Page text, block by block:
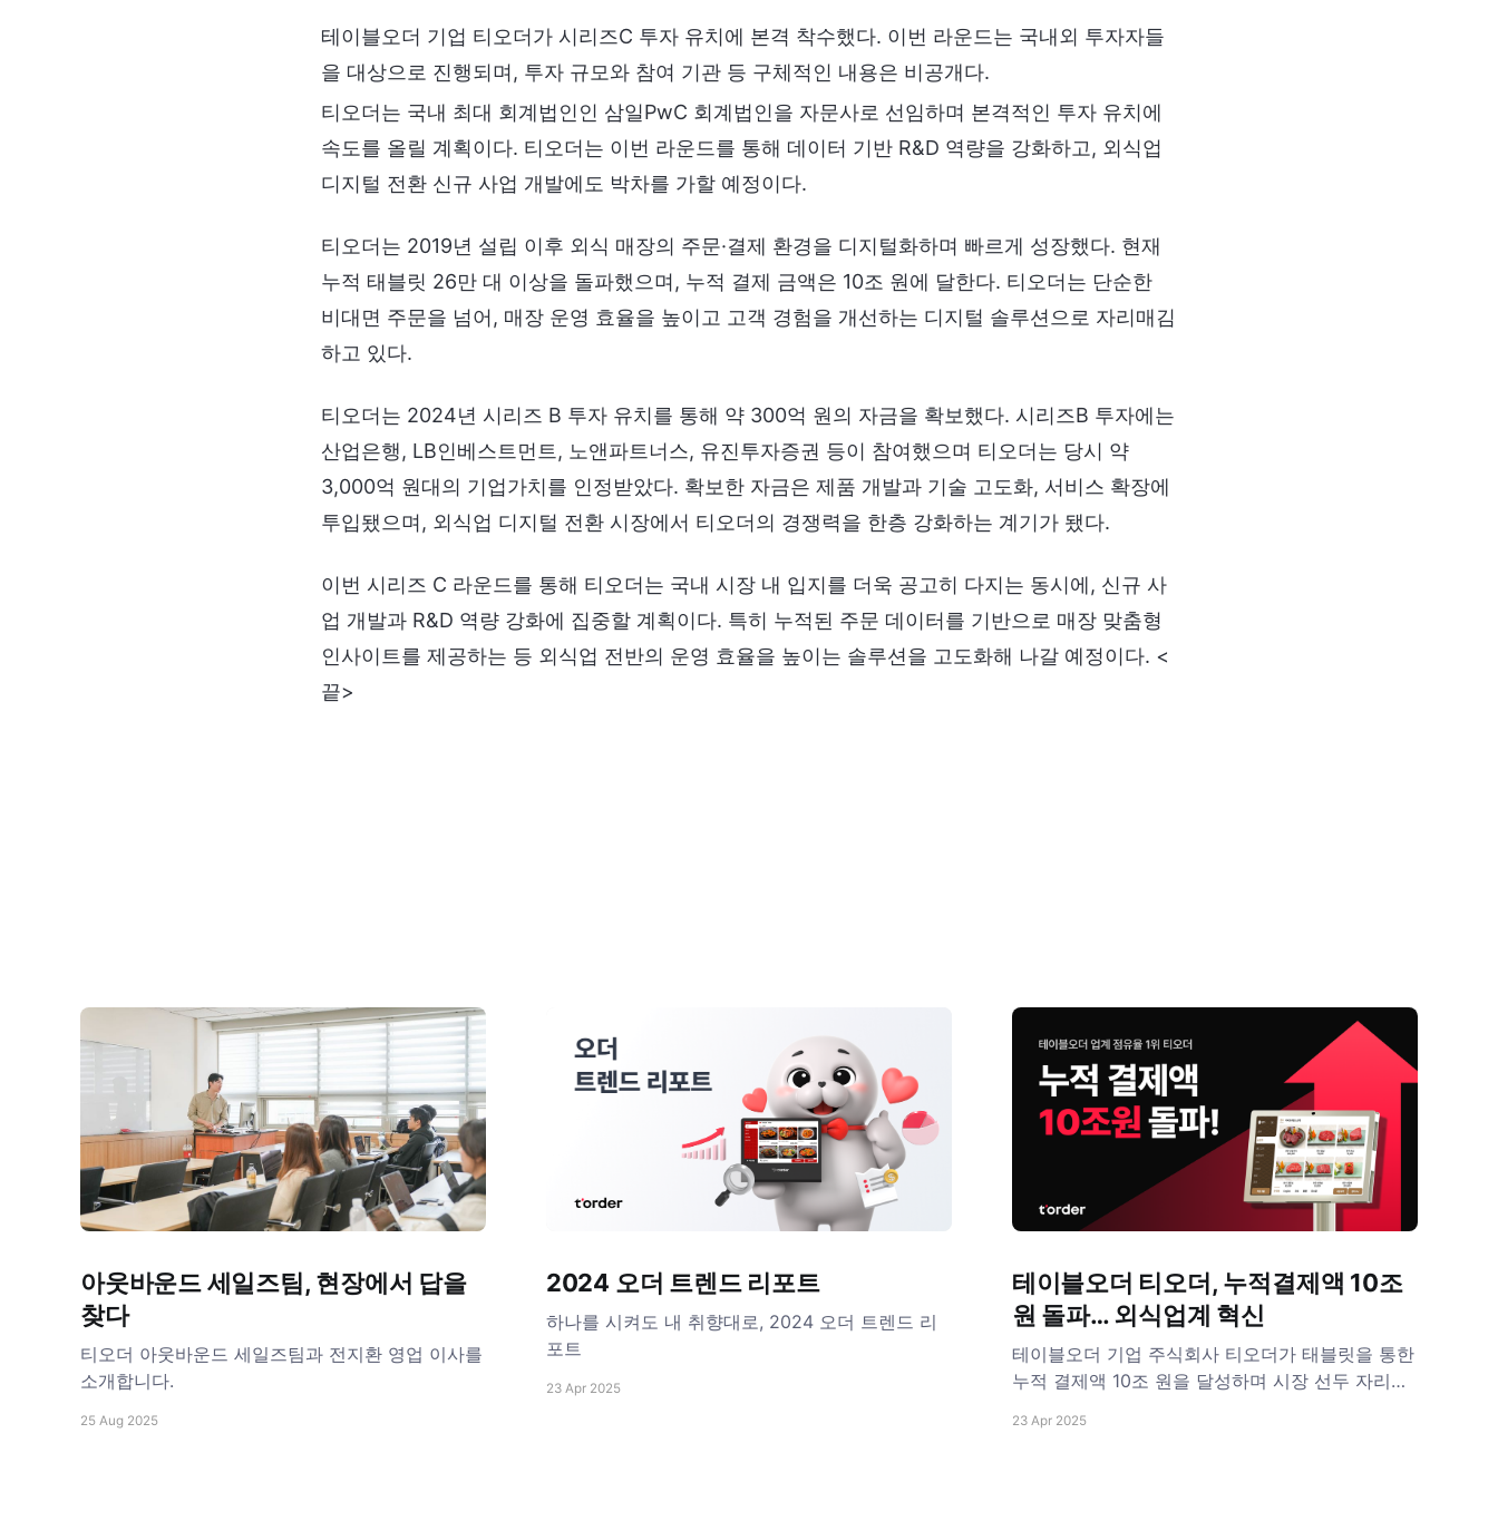
테이블오더 기업 티오더가 시리즈C 투자 유치에 본격 착수했다. 이번 라운드는 국내외 투자자들
을 대상으로 진행되며, 투자 규모와 참여 기관 등 구체적인 내용은 비공개다.
티오더는 국내 최대 회계법인인 삼일PwC 회계법인을 자문사로 선임하며 본격적인 투자 유치에
속도를 올릴 계획이다. 티오더는 이번 라운드를 통해 데이터 기반 R&D 역량을 강화하고, 외식업
디지털 전환 신규 사업 개발에도 박차를 가할 예정이다.
티오더는 2019년 설립 이후 외식 매장의 주문·결제 환경을 디지털화하며 빠르게 성장했다. 현재
누적 태블릿 26만 대 이상을 돌파했으며, 누적 결제 금액은 10조 원에 달한다. 티오더는 단순한
비대면 주문을 넘어, 매장 운영 효율을 높이고 고객 경험을 개선하는 디지털 솔루션으로 자리매김
하고 있다.
티오더는 2024년 시리즈 B 투자 유치를 통해 약 300억 원의 자금을 확보했다. 시리즈B 투자에는
산업은행, LB인베스트먼트, 노앤파트너스, 유진투자증권 등이 참여했으며 티오더는 당시 약
3,000억 원대의 기업가치를 인정받았다. 확보한 자금은 제품 개발과 기술 고도화, 서비스 확장에
투입됐으며, 외식업 디지털 전환 시장에서 티오더의 경쟁력을 한층 강화하는 계기가 됐다.
이번 시리즈 C 라운드를 통해 티오더는 국내 시장 내 입지를 더욱 공고히 다지는 동시에, 신규 사
업 개발과 R&D 역량 강화에 집중할 계획이다. 특히 누적된 주문 데이터를 기반으로 매장 맞춤형
인사이트를 제공하는 등 외식업 전반의 운영 효율을 높이는 솔루션을 고도화해 나갈 예정이다. <
끝>
아웃바운드 세일즈팀, 현장에서 답을
찾다
티오더 아웃바운드 세일즈팀과 전지환 영업 이사를
소개합니다.
25 Aug 2025
2024 오더 트렌드 리포트
하나를 시켜도 내 취향대로, 2024 오더 트렌드 리
포트
23 Apr 2025
테이블오더 티오더, 누적결제액 10조
원 돌파… 외식업계 혁신
테이블오더 기업 주식회사 티오더가 태블릿을 통한
누적 결제액 10조 원을 달성하며 시장 선두 자리를
제액 9조 원을 달성한 이후 2개월 만에 10조 원을
23 Apr 2025